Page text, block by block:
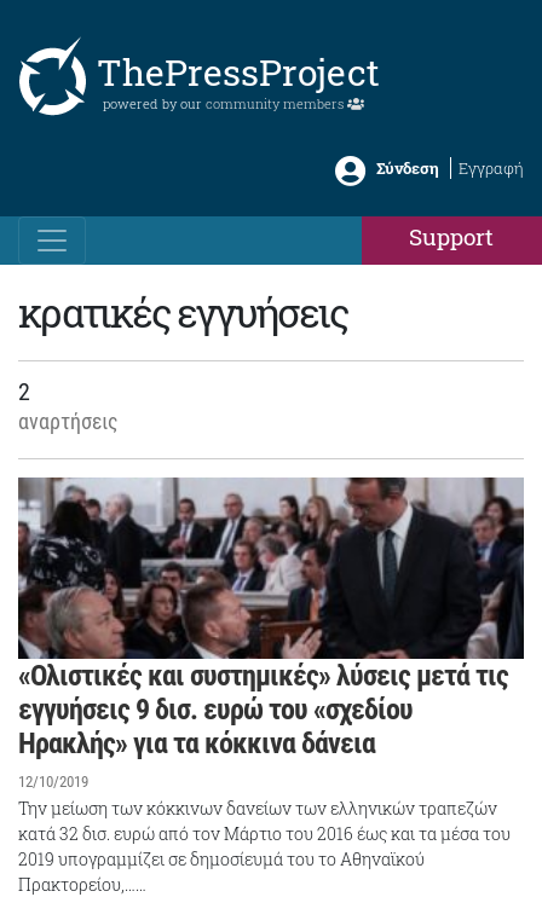
ThePressProject
powered by our community members
Σύνδεση Εγγραφή
Support
κρατικές εγγυήσεις
2
αναρτήσεις
«Ολιστικές και συστημικές» λύσεις μετά τις
εγγυήσεις 9 δισ. ευρώ του «σχεδίου
Ηρακλής» για τα κόκκινα δάνεια
12/10/2019
Την μείωση των κόκκινων δανείων των ελληνικών τραπεζών
κατά 32 δισ. ευρώ από τον Μάρτιο του 2016 έως και τα μέσα του
2019 υπογραμμίζει σε δημοσίευμά του το Αθηναϊκού
Πρακτορείου,……